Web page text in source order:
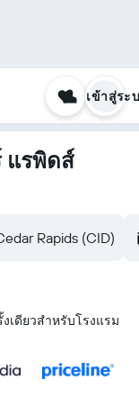
เข้าสู่ระ
แรพิดส์
Rapids (CID)
เดียวสำหรับโรงแรม